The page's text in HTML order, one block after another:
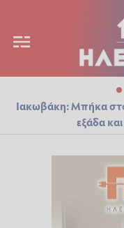
Ιακωβάκη: Μπήκα
εξάδα